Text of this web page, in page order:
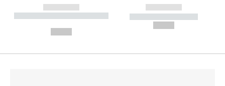
------------
----------- ----------- --------
------------
----------- -----------